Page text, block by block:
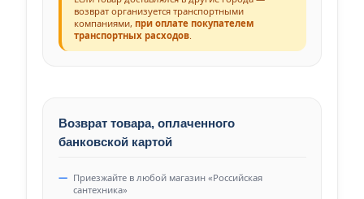
возврат организуется транспортными
компаниями, при оплате покупателем
транспортных расходов.
Возврат товара, оплаченного
банковской картой
Приезжайте в любой магазин «Российская
сантехника»